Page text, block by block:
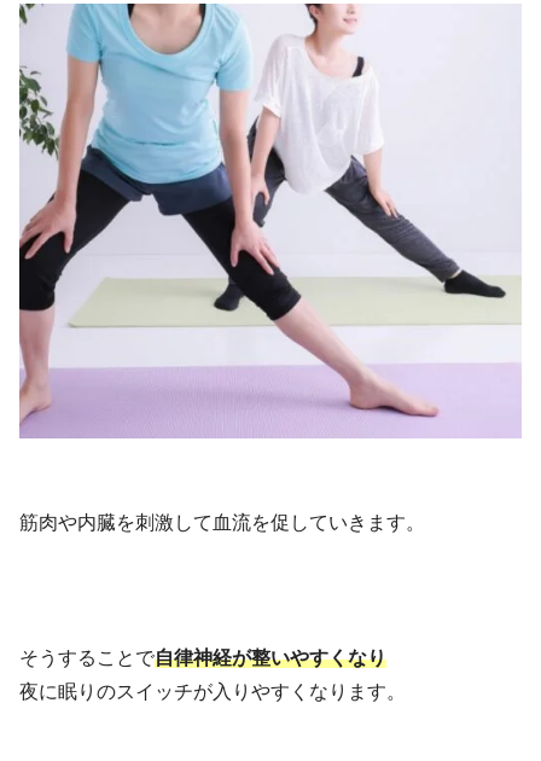
筋肉や内臓を刺激して血流を促していきます。
そうすることで自律神経が整いやすくなり
夜に眠りのスイッチが入りやすくなります。